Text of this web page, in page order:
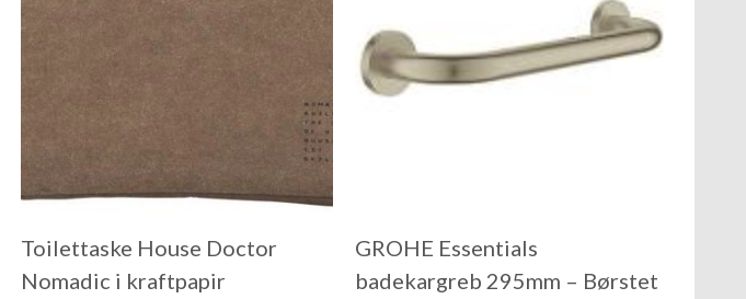
Toilettaske House Doctor
Nomadic i kraftpapir
GROHE Essentials
badekargreb 295mm – Børstet